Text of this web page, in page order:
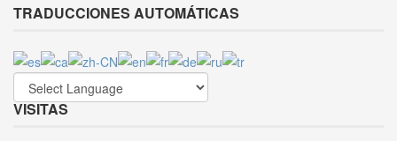
TRADUCCIONES AUTOMÁTICAS
VISITAS